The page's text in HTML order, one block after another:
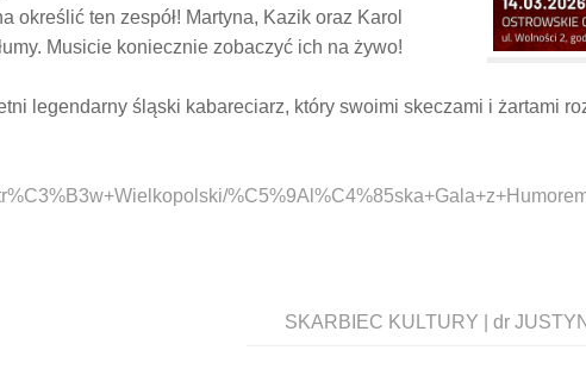
określić ten zespół! Martyna, Kazik oraz Karol
Musicie koniecznie zobaczyć ich na żywo!
legendarny śląski kabareciarz, który swoimi skeczami i żartami
SKARBIEC KULTURY | dr